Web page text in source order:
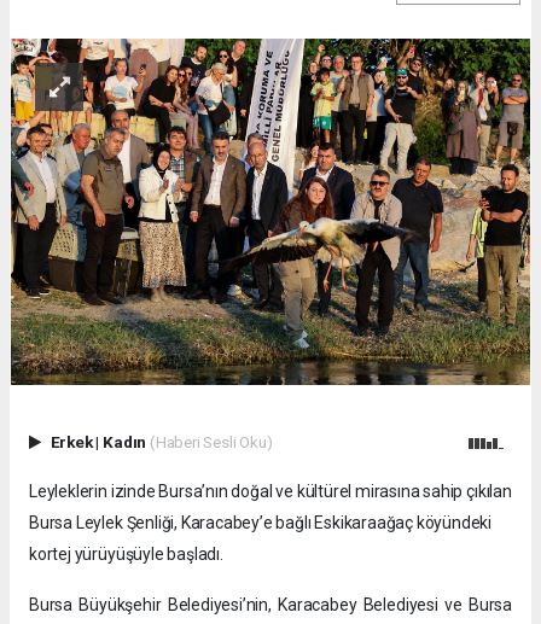
Erkek| Kadın (Haberi Sesli Oku)
Leyleklerin izinde Bursa’nın doğal ve kültürel mirasına sahip çıkılan
Bursa Leylek Şenliği, Karacabey’e bağlı Eskikaraağaç köyündeki
kortej yürüyüşüyle başladı.
Bursa Büyükşehir Belediyesi’nin, Karacabey Belediyesi ve Bursa